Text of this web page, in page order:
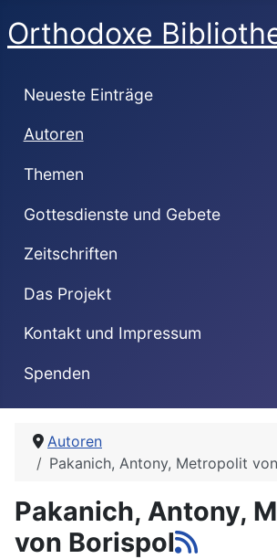
Orthodoxe
Neueste Einträge
Autoren
Themen
Gottesdienste und Gebete
Zeitschriften
Das Projekt
Kontakt und Impressum
Spenden
Autoren
Pakanich, Antony, Metropolit
Pakanich, Antony,
von Borispol